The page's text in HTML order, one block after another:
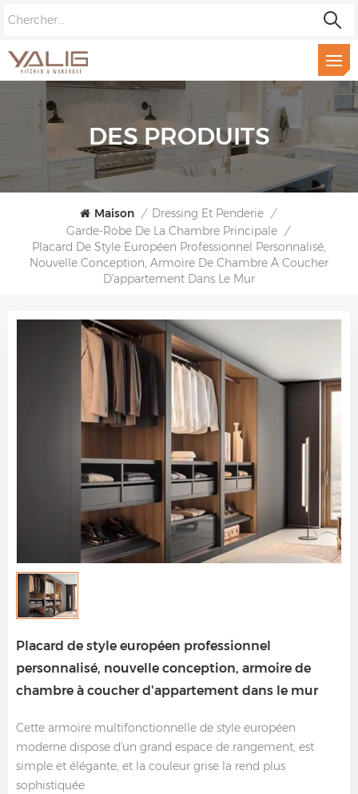
DES PRODUITS
Maison / Dressing Et Penderie /
Garde-Robe De La Chambre Principale /
Placard De Style Européen Professionnel Personnalisé,
Nouvelle Conception, Armoire De Chambre À Coucher
D'appartement Dans Le Mur
Placard de style européen professionnel
personnalisé, nouvelle conception, armoire de
chambre à coucher d'appartement dans le mur
Cette armoire multifonctionnelle de style européen
moderne dispose d'un grand espace de rangement, est
simple et élégante, et la couleur grise la rend plus
sophistiquée.